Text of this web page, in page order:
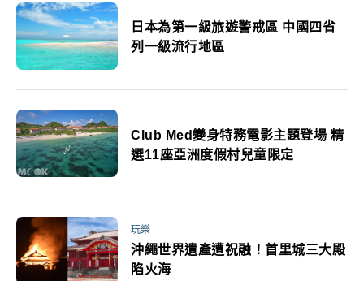
日本為第一級旅遊警戒區 中國四省
列一級流行地區
Club Med變身特務電影主題登場 精
選11座亞洲度假村兒童限定
玩樂
沖繩世界遺產遭祝融！首里城三大殿
陷火海